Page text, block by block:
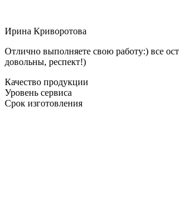
Ирина Криворотова
Отлично выполняете свою работу:) все
довольны, респект!)
Качество продукции
Уровень сервиса
Срок изготовления